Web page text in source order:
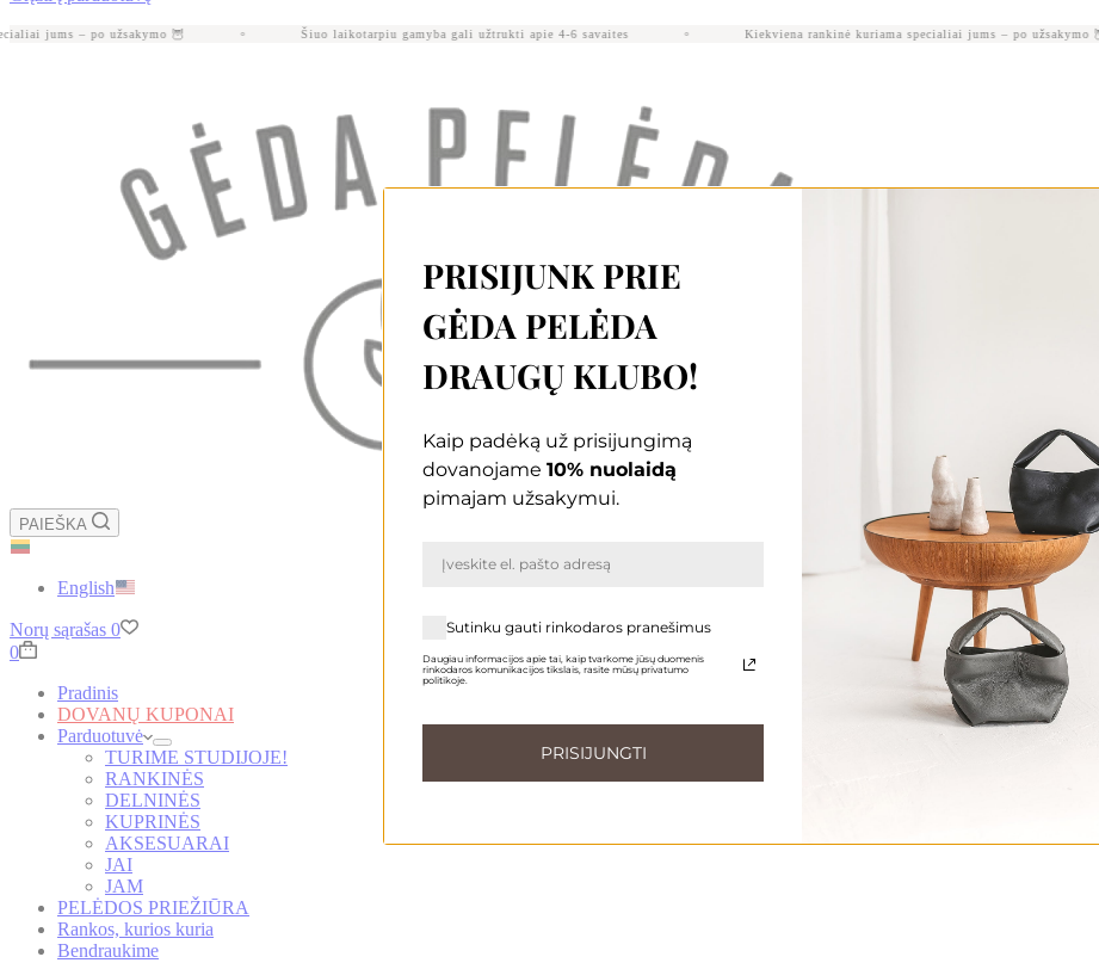
jums – po užsakymo 🦉 Šiuo laikotarpiu gamyba gali užtrukti apie 4-6 savaites Kiekviena rankinė kuriama specialiai jums – po užsakymo 🦉
PAIEŠKA
English
Norų sąrašas 0
Krepšelis
0
Pradinis
DOVANŲ KUPONAI
Parduotuvė
TURIME STUDIJOJE!
RANKINĖS
DELNINĖS
KUPRINĖS
AKSESUARAI
JAI
JAM
PELĖDOS PRIEŽIŪRA
Rankos, kurios kuria
Bendraukime
PRISIJUNK PRIE
GĖDA PELĖDA
DRAUGŲ KLUBO!
Kaip padėką už prisijungimą
dovanojame 10% nuolaidą
pimajam užsakymui.
Sutinku gauti rinkodaros pranešimus
Daugiau informacijos apie tai, kaip tvarkome jūsų duomenis
rinkodaros komunikacijos tikslais, rasite mūsų privatumo
politikoje.
PRISIJUNGTI